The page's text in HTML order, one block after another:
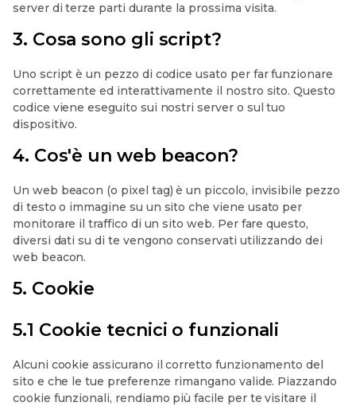
server di terze parti durante la prossima visita.
3. Cosa sono gli script?
Uno script è un pezzo di codice usato per far funzionare
correttamente ed interattivamente il nostro sito. Questo
codice viene eseguito sui nostri server o sul tuo
dispositivo.
4. Cos'è un web beacon?
Un web beacon (o pixel tag) è un piccolo, invisibile pezzo
di testo o immagine su un sito che viene usato per
monitorare il traffico di un sito web. Per fare questo,
diversi dati su di te vengono conservati utilizzando dei
web beacon.
5. Cookie
5.1 Cookie tecnici o funzionali
Alcuni cookie assicurano il corretto funzionamento del
sito e che le tue preferenze rimangano valide. Piazzando
cookie funzionali, rendiamo più facile per te visitare il